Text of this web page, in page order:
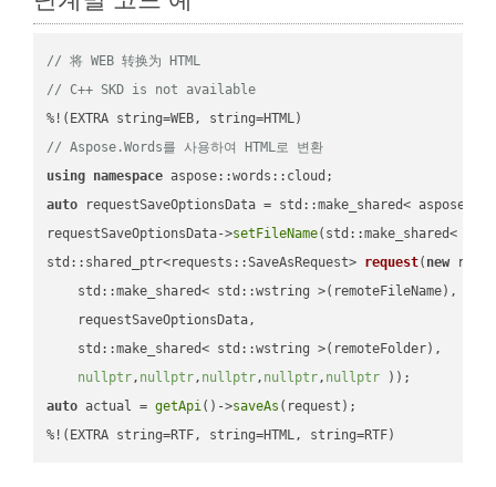
// 将 WEB 转换为 HTML
// C++ SKD is not available
// Aspose.Words를 사용하여 HTML로 변환
using namespace
auto requestSaveOptionsData = std::make_shared<
requestSaveOptionsData->setFileName(std::make_shared<
std::shared_ptr<requests::SaveAsRequest> request( new
    std::make_shared< std::wstring >(remoteFileName),
    requestSaveOptionsData,
    std::make_shared< std::wstring >(remoteFolder),
nullptr, nullptr, nullptr, nullptr, nullptr ))
auto actual = getApi()->saveAs (request);
%!(EXTRA string=RTF, string=HTML, string=RTF)